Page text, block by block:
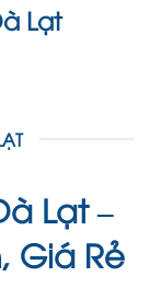
Lạt
Lạt –
Giá Rẻ